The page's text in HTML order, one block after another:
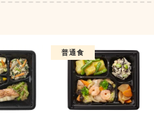
普通食